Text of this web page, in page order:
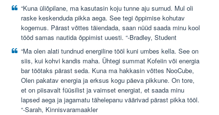
“Kuna üliõpilane, ma kasutasin koju tunne aju surnud. Mul oli
raske keskenduda pikka aega. See tegi õppimise kohutav
kogemus. Pärast võttes täiendada, saan nüüd saada minu kool
tööd samas nautida õppimist uuesti. “-Bradley, Student
“Ma olen alati tundnud energiline tööl kuni umbes kella. See on
siis, kui kohvi kandis maha. Ühtegi summat Kofeiin või energia
bar töötaks pärast seda. Kuna ma hakkasin võttes NooCube,
Olen pakatav energia ja erksus kogu päeva pikkune. On tore,
et on piisavalt füüsilist ja vaimset energiat, et saada minu
lapsed aega ja jagamatu tähelepanu väärivad pärast pikka tööl.
“-Sarah, Kinnisvaramaakler